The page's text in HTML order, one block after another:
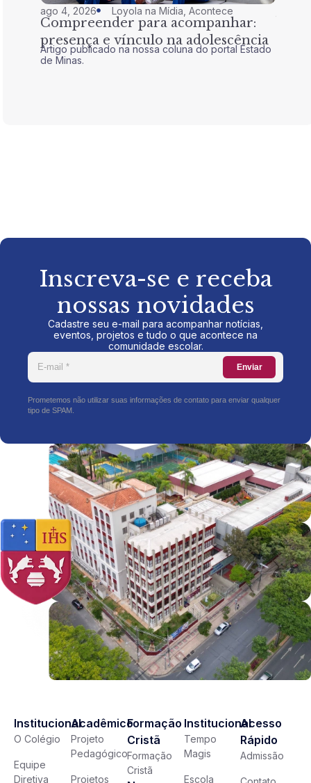
ago 4, 2026 Loyola na Mídia ,Acontece
Compreender para acompanhar:
presença e vínculo na adolescência
Artigo publicado na nossa coluna do portal Estado
de Minas.
Inscreva-se e receba
nossas novidades
Cadastre seu e-mail para acompanhar notícias,
eventos, projetos e tudo o que acontece na
comunidade escolar.
Enviar
Prometemos não utilizar suas informações de contato para enviar qualquer
tipo de SPAM.
Institucional
O Colégio
Equipe
Diretiva
Acadêmico
Projeto
Pedagógico
Projetos
Formação
Cristã
Formação
Cristã
Institucional
Tempo
Magis
Escola
Acesso
Rápido
Admissão